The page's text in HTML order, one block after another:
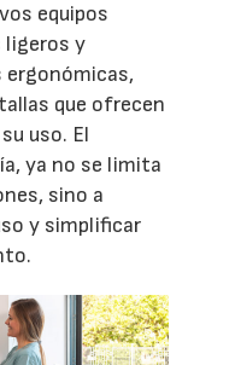
equipos
ligeros y
ergonómicas,
que ofrecen
uso. El
ya no se limita
sino a
y simplificar